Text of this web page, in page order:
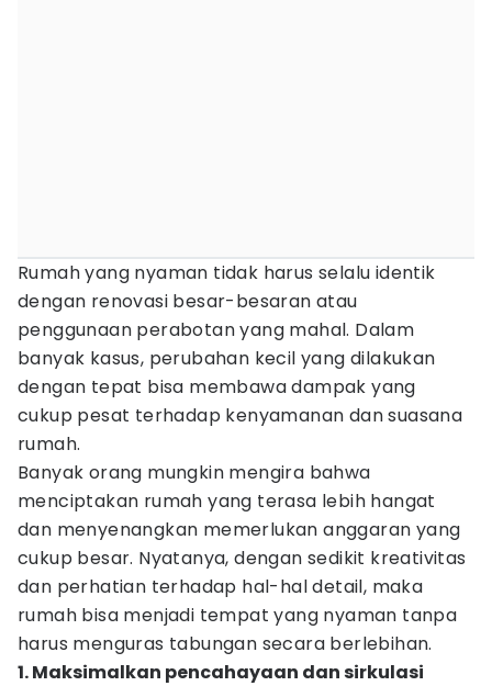
Rumah yang nyaman tidak harus selalu identik
dengan renovasi besar-besaran atau
penggunaan perabotan yang mahal. Dalam
banyak kasus, perubahan kecil yang dilakukan
dengan tepat bisa membawa dampak yang
cukup pesat terhadap kenyamanan dan suasana
rumah.
Banyak orang mungkin mengira bahwa
menciptakan rumah yang terasa lebih hangat
dan menyenangkan memerlukan anggaran yang
cukup besar. Nyatanya, dengan sedikit kreativitas
dan perhatian terhadap hal-hal detail, maka
rumah bisa menjadi tempat yang nyaman tanpa
harus menguras tabungan secara berlebihan.
1. Maksimalkan pencahayaan dan sirkulasi